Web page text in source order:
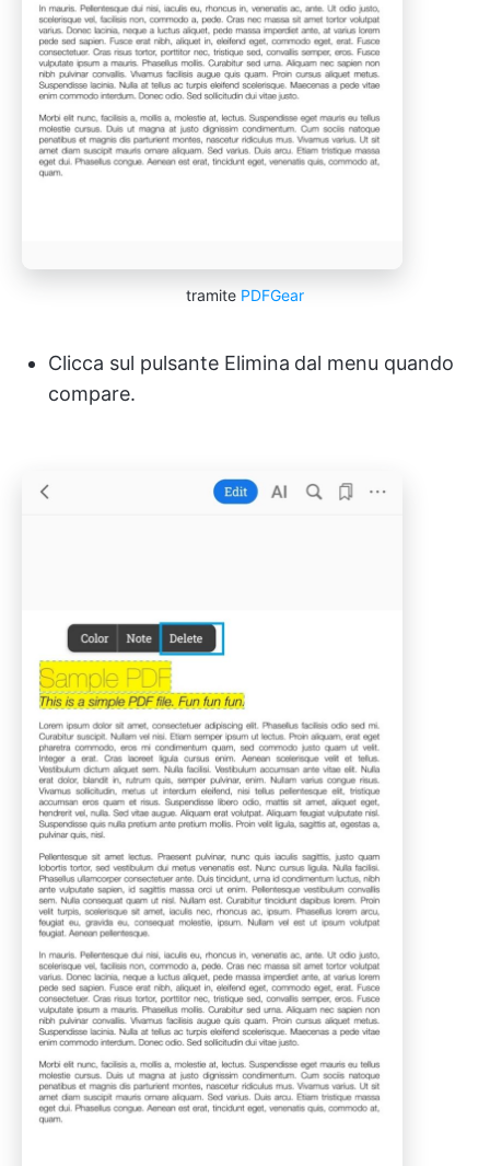
tramite PDFGear
Clicca sul pulsante Elimina dal menu quando
compare.